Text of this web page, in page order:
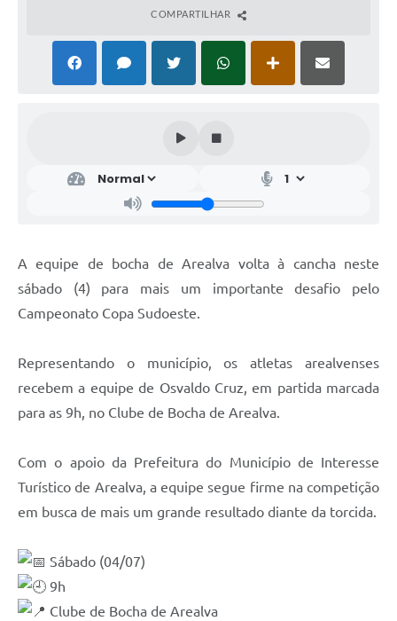
COMPARTILHAR
A equipe de bocha de Arealva volta à cancha neste
sábado (4) para mais um importante desafio pelo
Campeonato Copa Sudoeste.
Representando o município, os atletas arealvenses
recebem a equipe de Osvaldo Cruz, em partida marcada
para as 9h, no Clube de Bocha de Arealva.
Com o apoio da Prefeitura do Município de Interesse
Turístico de Arealva, a equipe segue firme na competição
em busca de mais um grande resultado diante da torcida.
Sábado (04/07)
9h
Clube de Bocha de Arealva